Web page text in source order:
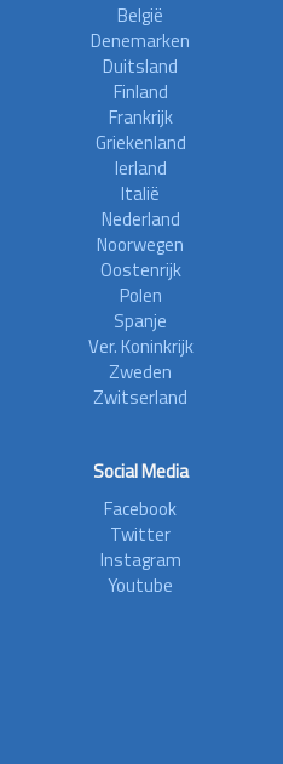
België
Denemarken
Duitsland
Finland
Frankrijk
Griekenland
Ierland
Italië
Nederland
Noorwegen
Oostenrijk
Polen
Spanje
Ver. Koninkrijk
Zweden
Zwitserland
Social Media
Facebook
Twitter
Instagram
Youtube